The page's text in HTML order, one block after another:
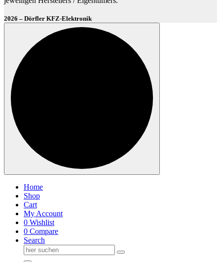
2026 – Dörfler KFZ-Elektronik
Home
Shop
Cart
My Account
0 Wishlist
0 Compare
Search
Suche
nach: